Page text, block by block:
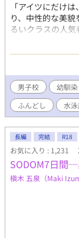
「アイツにだけ
り、中性的な美
るいクラスの人
け）。 三歳の頃
る二人は、距離
けた「歪な独占
立海濤高校。そ
ない秘儀があった
り着く場所――そ
いだった和穂と陽
への思いを募ら
あまりに苛烈で
る鼓動、そして互
き。 静寂に包ま
りに「男」への階
が解き放たれたと
や誰にも止めら
早く欲しい…」
余裕ゼロなんだ
分かち合う初契
係はどこへ向か
男子校 幼馴染
ふんどし
水
長編 完結 R18
お気に入り : 1,231
SODOM7日間
槇木 五泉（Maki